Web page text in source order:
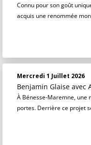
Connu pour son goût
acquis une renommée
Mercredi 1 Juillet 2026
Benjamin Glaise avec
À Bénesse-Maremne, une
portes. Derrière ce projet